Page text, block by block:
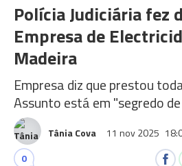
Polícia Judiciária fez
Empresa de
Madeira
Empresa diz que prestou
Assunto está em "segredo
Tânia Cova 11 nov 2025
0